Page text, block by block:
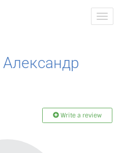
Александр
Write a review